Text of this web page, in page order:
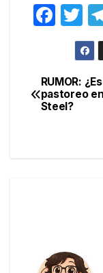
F
e
b
T
w
itt
er
de
RUMOR:
pastoreo
Steel?